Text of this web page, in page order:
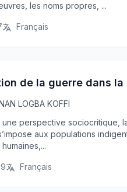
les noms propres, ...
Français
de la guerre dans
LOGBA KOFFI
perspective sociocritique,
aux populations
Français